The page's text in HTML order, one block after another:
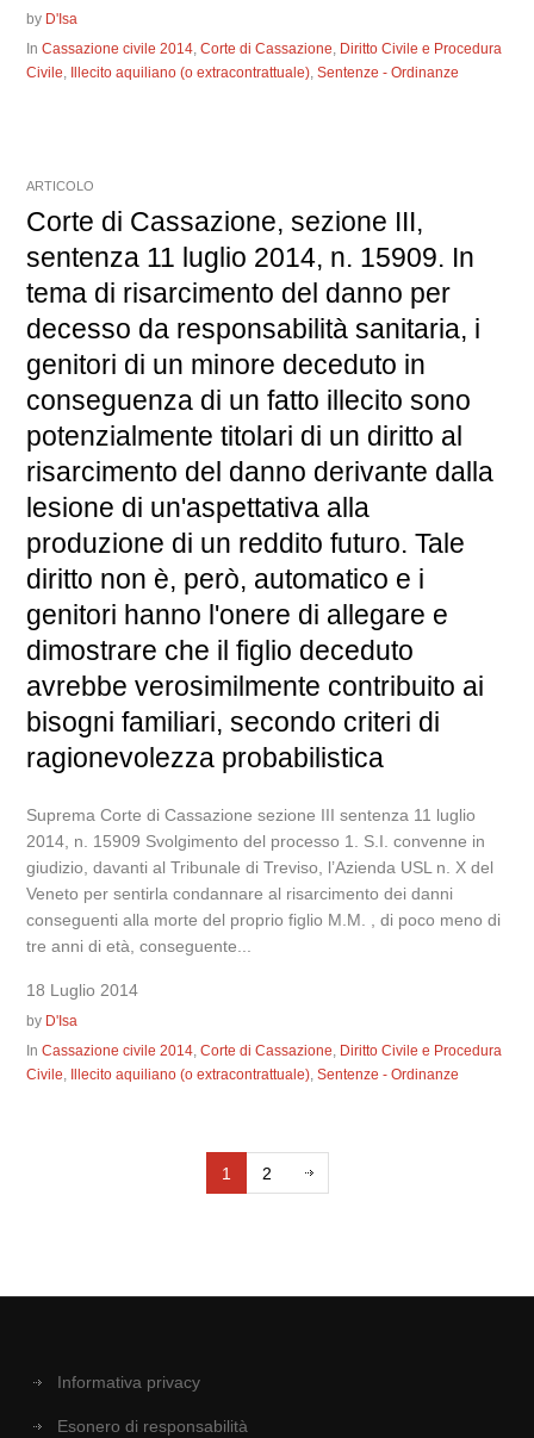
by D'Isa
InCassazione civile 2014,Corte di Cassazione, Diritto Civile e Procedura
Civile, Illecito aquiliano (o extracontrattuale),Sentenze - Ordinanze
ARTICOLO
Corte di Cassazione, sezione III,
sentenza 11 luglio 2014, n. 15909. In
tema di risarcimento del danno per
decesso da responsabilità sanitaria, i
genitori di un minore deceduto in
conseguenza di un fatto illecito sono
potenzialmente titolari di un diritto al
risarcimento del danno derivante dalla
lesione di un'aspettativa alla
produzione di un reddito futuro. Tale
diritto non è, però, automatico e i
genitori hanno l'onere di allegare e
dimostrare che il figlio deceduto
avrebbe verosimilmente contribuito ai
bisogni familiari, secondo criteri di
ragionevolezza probabilistica
Suprema Corte di Cassazione sezione III sentenza 11 luglio
2014, n. 15909 Svolgimento del processo 1. S.I. convenne in
giudizio, davanti al Tribunale di Treviso, l’Azienda USL n. X del
Veneto per sentirla condannare al risarcimento dei danni
conseguenti alla morte del proprio figlio M.M. , di poco meno di
tre anni di età, conseguente...
18 Luglio 2014
by D'Isa
InCassazione civile 2014,Corte di Cassazione, Diritto Civile e Procedura
Civile, Illecito aquiliano (o extracontrattuale),Sentenze - Ordinanze
1 2
Informativa privacy
Esonero di responsabilità